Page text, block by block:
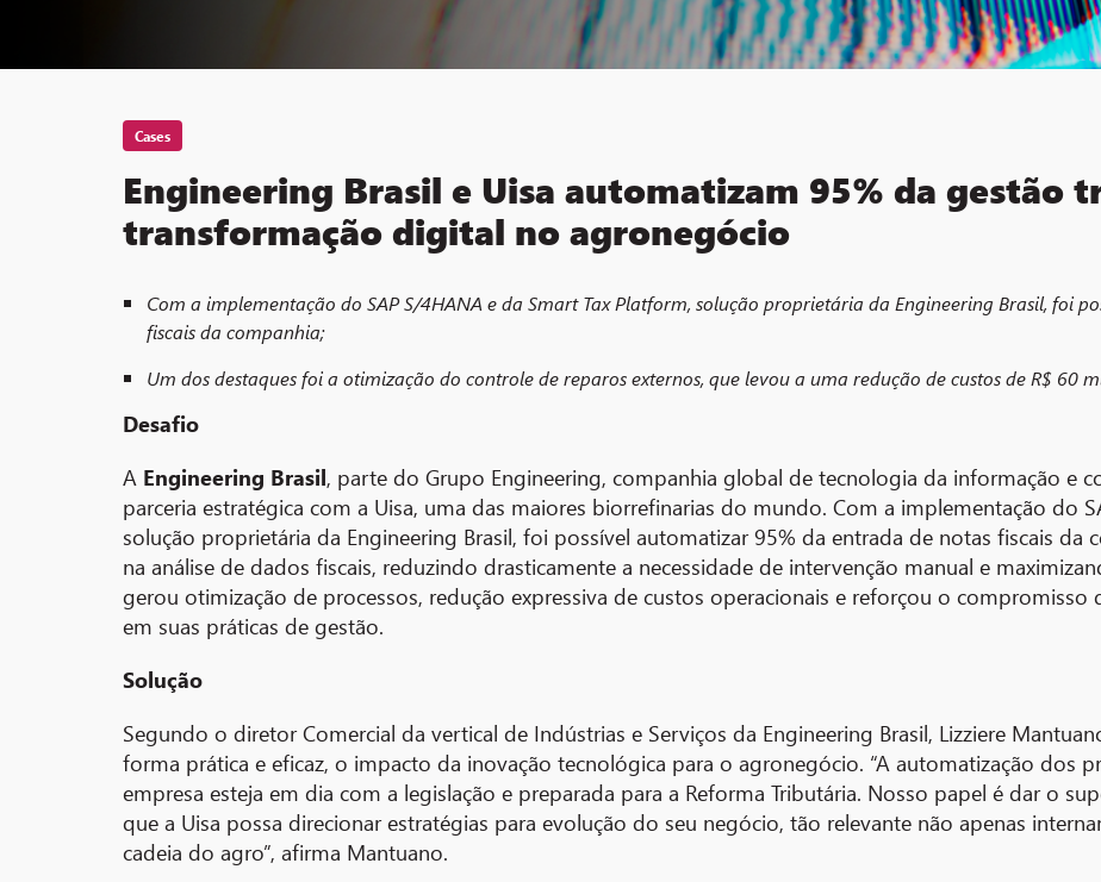
Cases
Engineering Brasil e Uisa automatizam 95% da gestão
transformação digital no agronegócio
Com a implementação do SAP S/4HANA e da Smart Tax Platform, solução proprietária da Engineering Brasil, foi
fiscais da companhia;
Um dos destaques foi a otimização do controle de reparos externos, que levou a uma redução de custos de R$ 60
Desafio
A Engineering Brasil, parte do Grupo Engineering, companhia global de tecnologia da informação e
parceria estratégica com a Uisa, uma das maiores biorrefinarias do mundo. Com a implementação do
solução proprietária da Engineering Brasil, foi possível automatizar 95% da entrada de notas fiscais da
na análise de dados fiscais, reduzindo drasticamente a necessidade de intervenção manual e
gerou otimização de processos, redução expressiva de custos operacionais e reforçou o
em suas práticas de gestão.
Solução
Segundo o diretor Comercial da vertical de Indústrias e Serviços da Engineering Brasil, Lizziere
forma prática e eficaz, o impacto da inovação tecnológica para o agronegócio. “A automatização dos
empresa esteja em dia com a legislação e preparada para a Reforma Tributária. Nosso papel é dar o
que a Uisa possa direcionar estratégias para evolução do seu negócio, tão relevante não apenas
cadeia do agro”, afirma Mantuano.